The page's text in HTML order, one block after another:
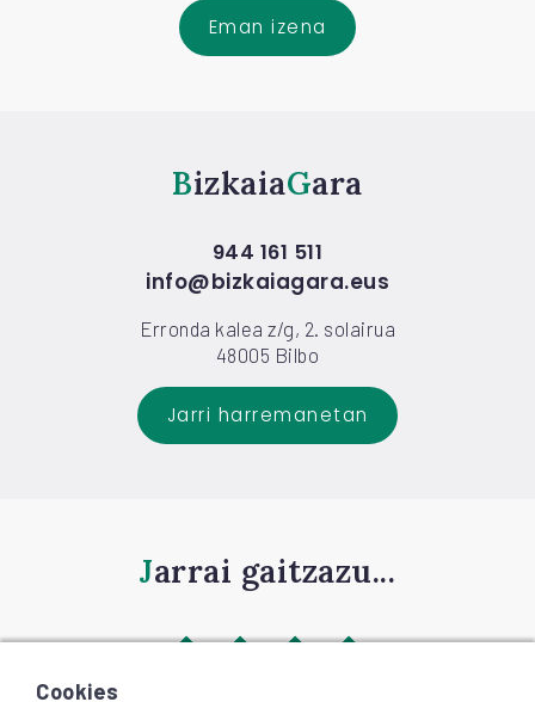
Eman izena
Bizkaia Gara
944 161 511
info@bizkaiagara.eus
Erronda kalea z/g, 2. solairua
48005 Bilbo
Jarri harremanetan
Jarrai gaitzazu...
Cookies